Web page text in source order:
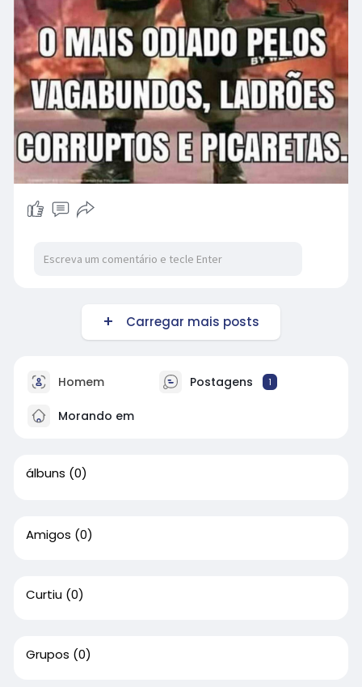
Carregar mais posts
Homem Postagens 1
Morando em
álbuns (0)
Amigos (0)
Curtiu (0)
Grupos (0)